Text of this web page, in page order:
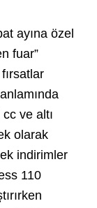
ayına özel
fuar”
ve altı
olarak
indirimler
110